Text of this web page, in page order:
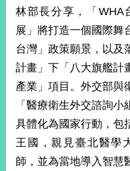
資
公
開
為
民
服
本
相
林部長分享，「WHA
展」將打造一個國際舞
台灣」政策願景，以及
計畫」下「八大旗艦計
產業」項目。外交部與
「醫療衛生外交諮詢
具體化為國家行動，包
王國，親見臺北醫學
師，並為當地導入智慧